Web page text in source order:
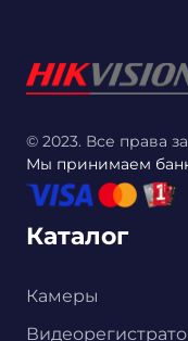
© 2023. Все права
Мы принимаем
Каталог
Камеры